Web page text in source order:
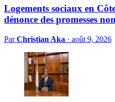
Logements sociaux en
dénonce des promesses
ParChristian Aka · août 9, 2026